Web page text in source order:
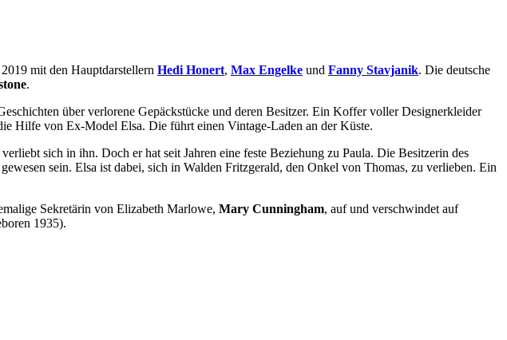
mit den Hauptdarstellern Hedi Honert, Max Engelke und Fanny Stavjanik. Die deutsche
.
über verlorene Gepäckstücke und deren Besitzer. Ein Koffer voller Designerkleider
Hilfe von Ex-Model Elsa. Die führt einen Vintage-Laden an der Küste.
sich in ihn. Doch er hat seit Jahren eine feste Beziehung zu Paula. Die Besitzerin des
sein. Elsa ist dabei, sich in Walden Fritzgerald, den Onkel von Thomas, zu verlieben. Ein
Sekretärin von Elizabeth Marlowe, Mary Cunningham, auf und verschwindet auf
1935).